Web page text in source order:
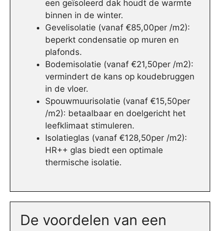
een geïsoleerd dak houdt de warmte
binnen in de winter.
Gevelisolatie (vanaf €85,00per /m2):
beperkt condensatie op muren en
plafonds.
Bodemisolatie (vanaf €21,50per /m2):
vermindert de kans op koudebruggen
in de vloer.
Spouwmuurisolatie (vanaf €15,50per
/m2): betaalbaar en doelgericht het
leefklimaat stimuleren.
Isolatieglas (vanaf €128,50per /m2):
HR++ glas biedt een optimale
thermische isolatie.
De voordelen van een